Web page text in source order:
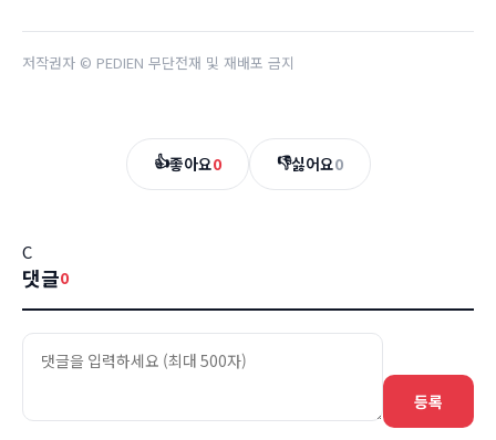
저작권자 © PEDIEN 무단전재 및 재배포 금지
👍좋아요0 👎싫어요0
C
댓글0
등록